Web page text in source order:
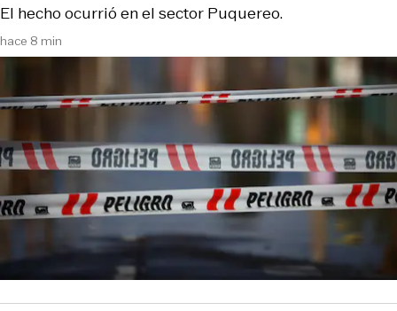
hace 8 min
El hecho ocurrió en el sector Puquereo.